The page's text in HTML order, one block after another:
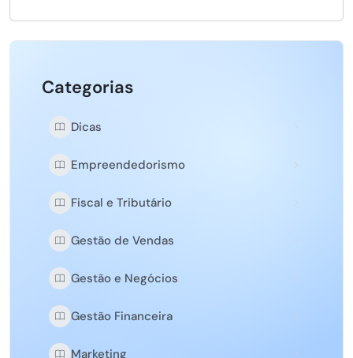
Categorias
Dicas
Empreendedorismo
Fiscal e Tributário
Gestão de Vendas
Gestão e Negócios
Gestão Financeira
Marketing